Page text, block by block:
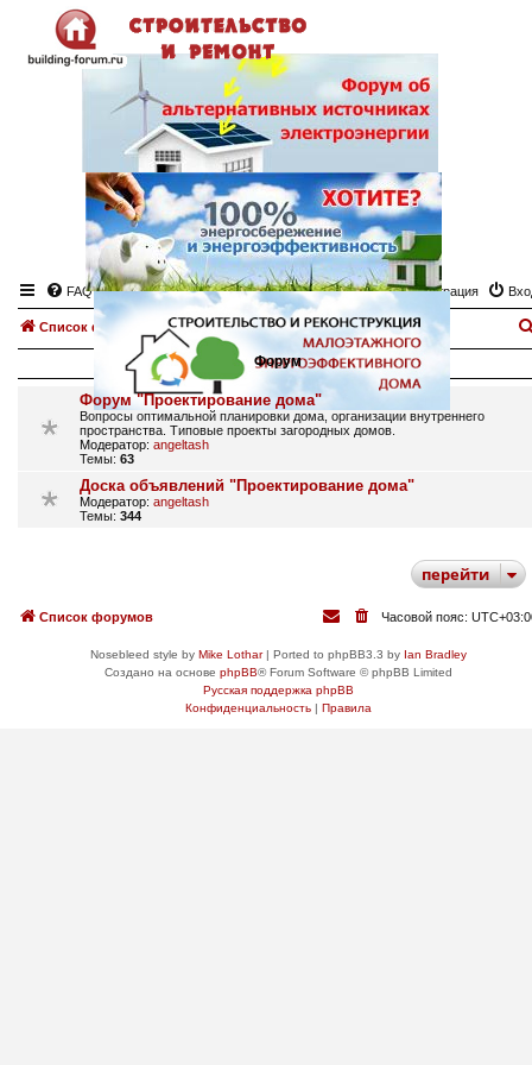
FAQ Регистрация
Список форумов Проектирование дома, планировка.
Форум
Форум "Проектирование дома"
Вопросы оптимальной планировки дома, организации внутреннего
пространства. Типовые проекты загородных домов.
Модератор: angeltash
Темы: 63
Доска объявлений "Проектирование дома"
Модератор: angeltash
Темы: 344
перейти
Список форумов Часовой пояс:
Nosebleed style by Mike Lothar| Ported to phpBB3.3 by Ian Bradley
Создано на основе phpBB® Forum Software © phpBB Limited
Русская поддержка phpBB
Конфиденциальность| Правила